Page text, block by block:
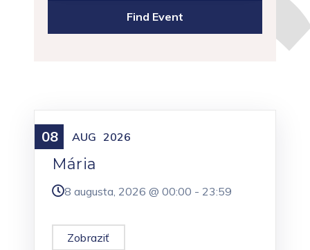
08 AUG 2026
Meniny
Mária
8 augusta, 2026 @ 00:00 - 23:59
Zobraziť